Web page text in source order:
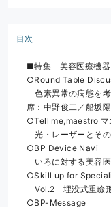
目次
■特集　美容医療機
○Round Table
色素異常の病態を
席：中野俊二／船坂
○Tell me,maestro マ
光・レーザーとそ
○BP Device Navi
いろに対する美容
○Skill up for
Vol.2　埋没式重瞼
○BP-Message